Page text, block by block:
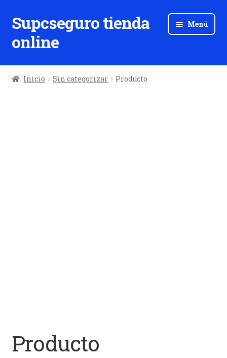
Ir
a
la
Ir
al
contenido
Supcseguro tienda
online
Menú
Inicio Sin categorizar Producto
Producto